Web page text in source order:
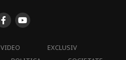
VIDEO
EXCLUSIV